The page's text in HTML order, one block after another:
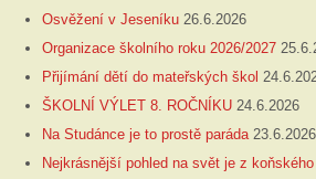
Osvěžení v Jeseníku 26.6.2026
Organizace školního roku 2026/2027
Přijímání dětí do mateřských škol
ŠKOLNÍ VÝLET 8. ROČNÍKU 24.6.2026
Na Studánce je to prostě paráda 23.6.2026
Nejkrásnější pohled na svět je z